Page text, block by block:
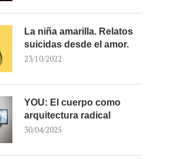
La niña amarilla. Relatos
suicidas desde el amor.
23/10/2022
YOU: El cuerpo como
arquitectura radical
30/04/2025